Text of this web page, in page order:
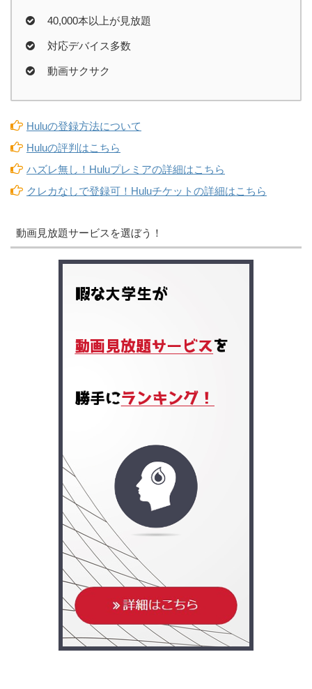
40,000本以上が見放題
対応デバイス多数
動画サクサク
Huluの登録方法について
Huluの評判はこちら
ハズレ無し！Huluプレミアの詳細はこちら
クレカなしで登録可！Huluチケットの詳細はこちら
動画見放題サービスを選ぼう！